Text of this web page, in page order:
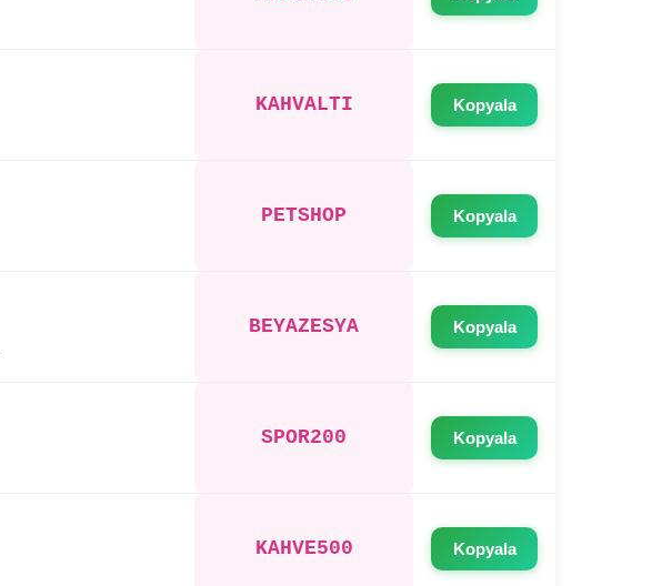
KAHVALTI Kopyala
PETSHOP Kopyala
BEYAZESYA Kopyala
SPOR200 Kopyala
KAHVE500 Kopyala